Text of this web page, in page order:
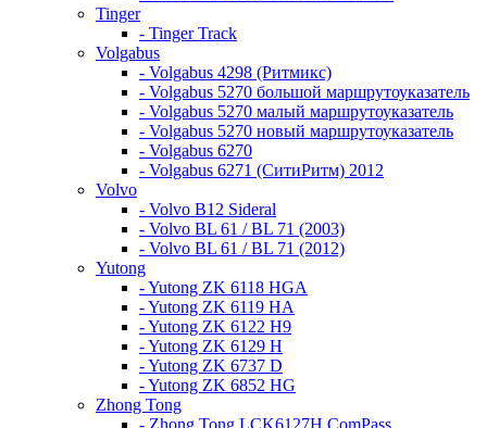
Tinger
- Tinger Track
Volgabus
- Volgabus 4298 (Ритмикс)
- Volgabus 5270 большой маршрутоуказатель
- Volgabus 5270 малый маршрутоуказатель
- Volgabus 5270 новый маршрутоуказатель
- Volgabus 6270
- Volgabus 6271 (СитиРитм) 2012
Volvo
- Volvo B12 Sideral
- Volvo BL 61 / BL 71 (2003)
- Volvo BL 61 / BL 71 (2012)
Yutong
- Yutong ZK 6118 HGA
- Yutong ZK 6119 HA
- Yutong ZK 6122 H9
- Yutong ZK 6129 H
- Yutong ZK 6737 D
- Yutong ZK 6852 HG
Zhong Tong
- Zhong Tong LCK6127H ComPass